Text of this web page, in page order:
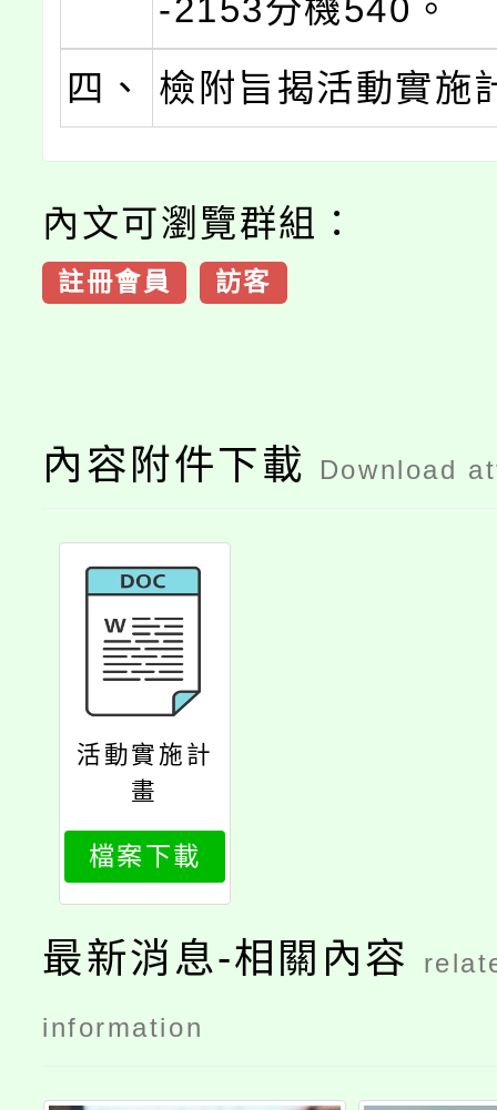
-2153分機540。
四、
檢附旨揭活動實施
內文可瀏覽群組：
註冊會員 訪客
內容附件下載 Download
活動實施計
畫
檔案下載
最新消息-相關內容
information